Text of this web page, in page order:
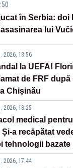
în Serbia: doi
lui
2026, 18:56
la UEFA!
de FRF
Chișinău
2026, 18:25
medical
Și-a recăpătat
tehnologii bazate
2026, 17:44